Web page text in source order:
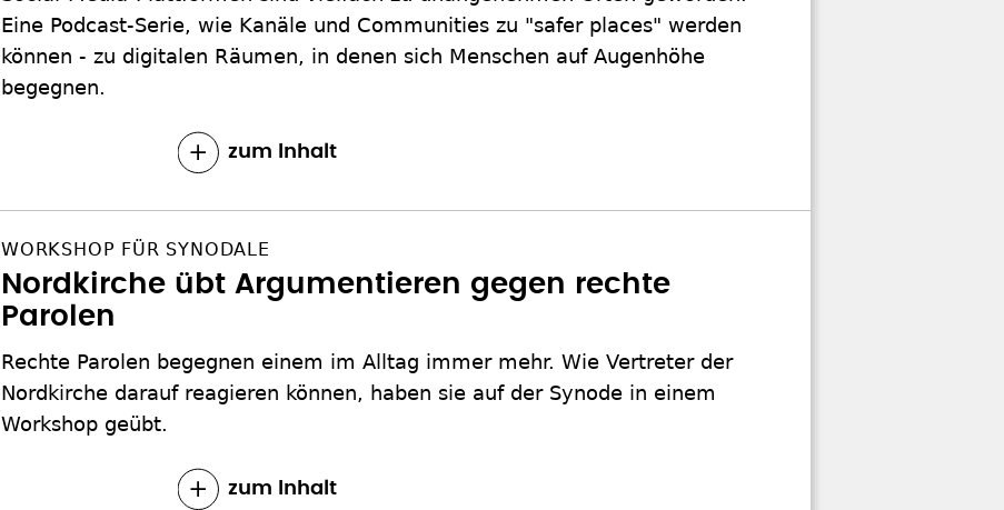
Eine Podcast-Serie, wie Kanäle und Communities zu "safer places" werden
können - zu digitalen Räumen, in denen sich Menschen auf Augenhöhe
begegnen.
zum Inhalt
WORKSHOP FÜR SYNODALE
Nordkirche übt Argumentieren gegen rechte
Parolen
Rechte Parolen begegnen einem im Alltag immer mehr. Wie Vertreter der
Nordkirche darauf reagieren können, haben sie auf der Synode in einem
Workshop geübt.
zum Inhalt